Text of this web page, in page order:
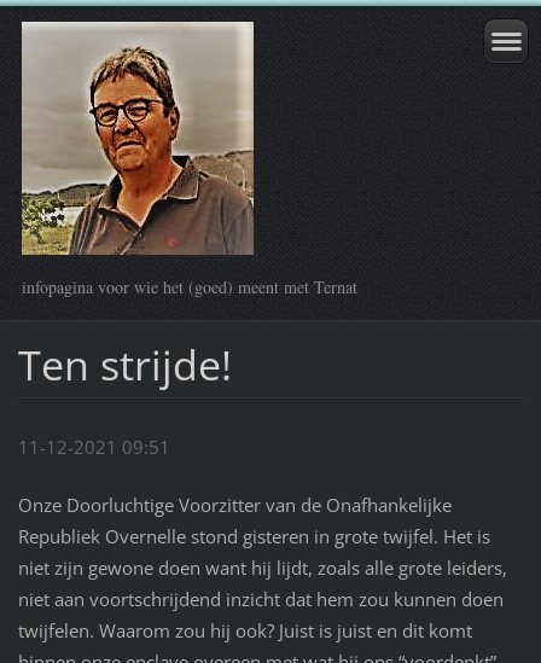
infopagina voor wie het (goed) meent met Ternat
Ten strijde!
11-12-2021 09:51
Onze Doorluchtige Voorzitter van de Onafhankelijke
Republiek Overnelle stond gisteren in grote twijfel. Het is
niet zijn gewone doen want hij lijdt, zoals alle grote leiders,
niet aan voortschrijdend inzicht dat hem zou kunnen doen
twijfelen. Waarom zou hij ook? Juist is juist en dit komt